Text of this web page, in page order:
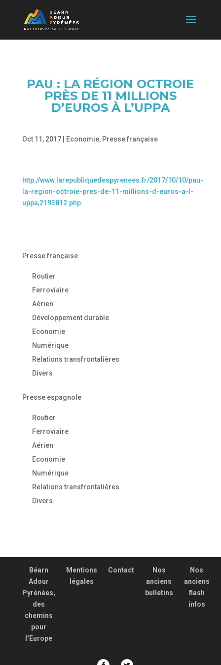
PAU : LA RÉGION OCTROIE
PRÈS DE 11 MILLIONS
D’EUROS À L’UPPA
Oct 11, 2017| Economie, Presse française
http://www.larepubliquedespyrenees.fr/2017/10/10/pau-
la-region-octroie-pres-de-11-millions-d-euros-a-l-
uppa,2193812.php
Presse française
Routier
Ferroviaire
Aérien
Développement durable
Economie
Numérique
Relations transfrontalières
Divers
Presse espagnole
Routier
Ferroviaire
Aérien
Economie
Numérique
Relations transfrontalières
Divers
Béarn
Adour
Pyrénées,
des
chemins
pour
l’Europe
Mentions
légales
Contact
Nos
anciens
bulletins
Nos
anciens
flash
infos